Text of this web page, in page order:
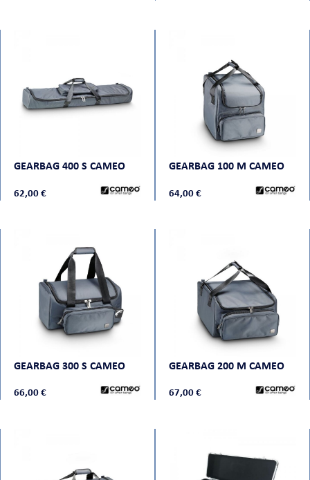
GEARBAG 400 S CAMEO
62,00 €
GEARBAG 100 M CAMEO
64,00 €
GEARBAG 300 S CAMEO
66,00 €
GEARBAG 200 M CAMEO
67,00 €